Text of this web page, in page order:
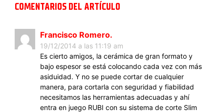
COMENTARIOS DEL ARTÍCULO
Francisco Romero.
19/12/2014 a las 11:19 am
Es cierto amigos, la cerámica de gran formato y
bajo espesor se está colocando cada vez con más
asiduidad. Y no se puede cortar de cualquier
manera, para cortarla con seguridad y fiabilidad
necesitamos las herramientas adecuadas y ahí
entra en juego RUBI con su sistema de corte Slim